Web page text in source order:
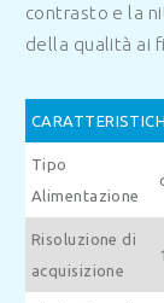
contrasto e la
della qualità ai
Tipo
Alimentazione
Risoluzione di
acquisizione